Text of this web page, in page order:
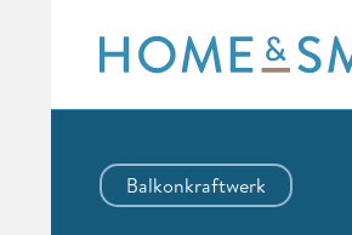
content
Balkonkraftwerk